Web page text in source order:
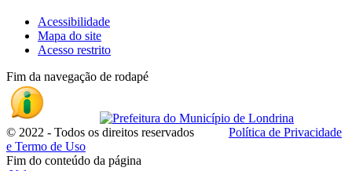
Acessibilidade
Mapa do site
Acesso restrito
Fim da navegação de rodapé
© 2022 - Todos os direitos reservados Política de Privacidade
e Termo de Uso
Fim do conteúdo da página